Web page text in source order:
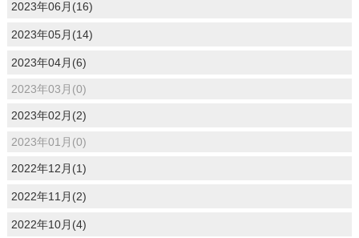
2023年06月(16)
2023年05月(14)
2023年04月(6)
2023年03月(0)
2023年02月(2)
2023年01月(0)
2022年12月(1)
2022年11月(2)
2022年10月(4)